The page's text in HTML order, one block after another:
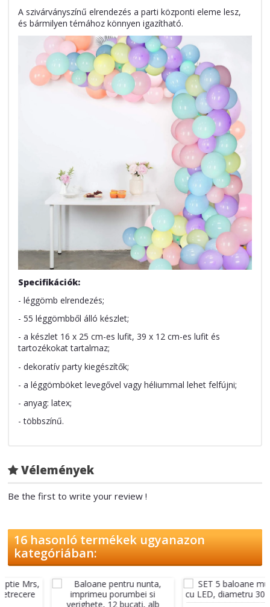
A szivárványszínű elrendezés a parti központi eleme lesz,
és bármilyen témához könnyen igazítható.
Specifikációk:
- léggömb elrendezés;
- 55 léggömbből álló készlet;
- a készlet 16 x 25 cm-es lufit, 39 x 12 cm-es lufit és
tartozékokat tartalmaz;
- dekoratív party kiegészítők;
- a léggömböket levegővel vagy héliummal lehet felfújni;
- anyag: latex;
- többszínű.
Vélemények
Be the first to write your review !
16 hasonló termékek ugyanazon
kategóriában: